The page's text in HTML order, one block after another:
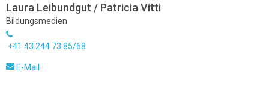
Laura Leibundgut / Patricia Vitti
Bildungsmedien
+41 43 244 73 85/68
E-Mail